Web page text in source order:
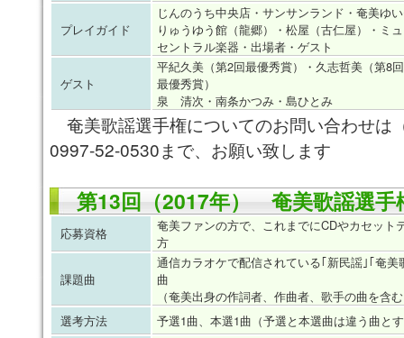
プレイガイド
じんのうち中央店・サンサンランド・奄美ゆ
りゅうゆう館（龍郷）・松屋（古仁屋）・ミ
セントラル楽器・出場者・ゲスト
ゲスト
平紀久美（第2回最優秀賞）・久志哲美（第8
最優秀賞）
泉 清次・南条かつみ・島ひとみ
奄美歌謡選手権についてのお問い合わせ
0997-52-0530まで、お願い致します
第13回（2017年） 奄美歌謡選手
応募資格
奄美ファンの方で、これまでにCDやカセット
方
課題曲
通信カラオケで配信されている｢新民謡｣｢奄
曲
（奄美出身の作詞者、作曲者、歌手の曲を含
選考方法
予選1曲、本選1曲（予選と本選曲は違う曲と